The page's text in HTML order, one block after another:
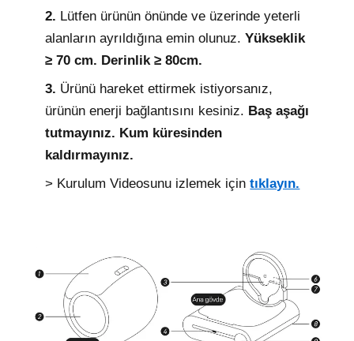
2. Lütfen ürünün önünde ve üzerinde yeterli
alanların ayrıldığına emin olunuz.Yükseklik
≥ 70 cm. Derinlik ≥ 80cm.
3. Ürünü hareket ettirmek istiyorsanız,
ürünün enerji bağlantısını kesiniz. Baş aşağı
tutmayınız. Kum küresinden
kaldırmayınız.
> Kurulum Videosunu izlemek içintıklayın.